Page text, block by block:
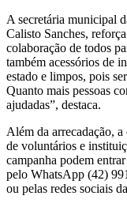
A secretária municipal
Calisto Sanches,
colaboração de todos
também acessórios de
estado e limpos, pois
Quanto mais pessoas
ajudadas”, destaca.
Além da arrecadação,
de voluntários e
campanha podem
pelo WhatsApp (42)
ou pelas redes sociais